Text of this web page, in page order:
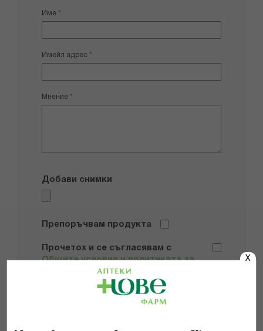
X
star
stars
stars
stars
stars
Име
Имейл адрес
Мнение
Добави снимки
Препоръчвам продукта
Прочетох и се съгласявам с
Общите условия и политиката за
поверителност *